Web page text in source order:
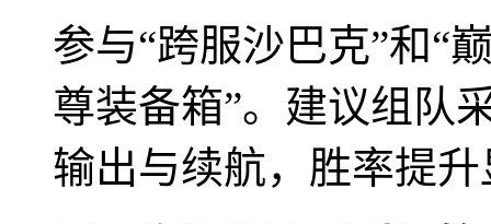
参与“跨服沙巴克”和“
尊装备箱”。建议组队
输出与续航，胜率提